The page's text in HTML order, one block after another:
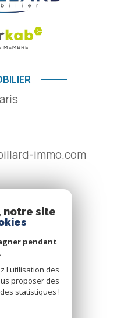
immo.com
notre site
pendant
l'utilisation des
proposer des
statistiques !